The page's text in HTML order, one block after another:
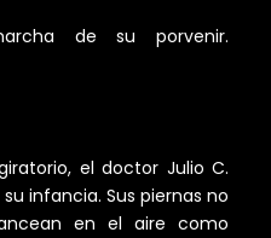
de su porvenir.
el doctor Julio C.
infancia. Sus piernas no
en el aire como